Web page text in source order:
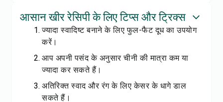
आसान खीर रेसिपी के लिए टिप्स और ट्रिक्स
ज्यादा स्वादिष्ट बनाने के लिए फुल-फैट दूध का उपयोग
करें।
आप अपनी पसंद के अनुसार चीनी की मात्रा कम या
ज्यादा कर सकते हैं।
अतिरिक्त स्वाद और रंग के लिए केसर के धागे डाल
सकते हैं।